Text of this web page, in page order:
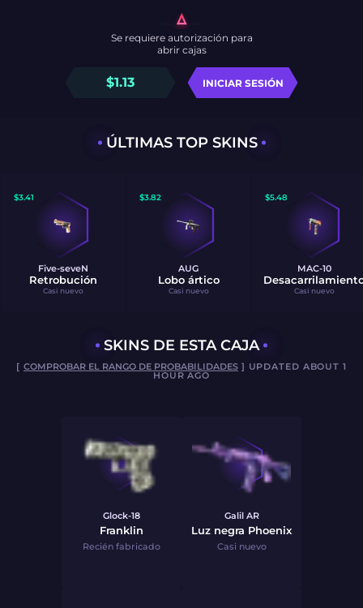
$1.13 INICIAR SESIÓN
Se requiere autorización para
abrir cajas
ÚLTIMAS TOP SKINS
$3.41
Five-seveN
Retrobución
Casi nuevo
$3.82
AUG
Lobo ártico
Casi nuevo
$5.48
MAC-10
Casi nuevo
SKINS DE ESTA CAJA
[ COMPROBAR EL RANGO DE PROBABILIDADES] UPDATED ABOUT 1
HOUR AGO
Glock-18
Franklin
Recién fabricado
Galil AR
Luz negra Phoenix
Casi nuevo